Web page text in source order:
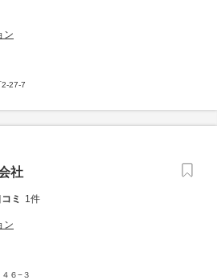
ン
2-27-7
社
ミ 1件
ン
６−３